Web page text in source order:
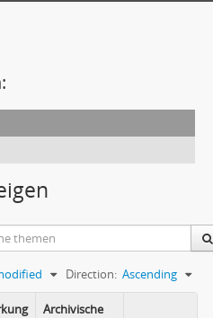
Direction: Ascending
Archivische